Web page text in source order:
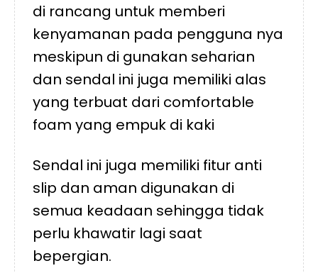
di rancang untuk memberi
kenyamanan pada pengguna nya
meskipun di gunakan seharian
dan sendal ini juga memiliki alas
yang terbuat dari comfortable
foam yang empuk di kaki
Sendal ini juga memiliki fitur anti
slip dan aman digunakan di
semua keadaan sehingga tidak
perlu khawatir lagi saat
bepergian.